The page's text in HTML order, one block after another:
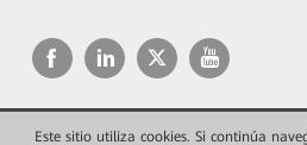
Este sitio utiliza cookies. Si continúa
Copyright © 2026 Huawei Technologies Co.,